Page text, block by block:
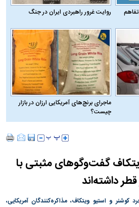
روایت غرور راهبردی ایران در جنگ
ماجرای برنج‌های آمریکایی ارزان در بازار
چیست؟
گفت‌و‌گو‌های مثبتی با
داشته‌اند
و استیو ویتکاف، مذاکره‌کنندگان آمریکایی،